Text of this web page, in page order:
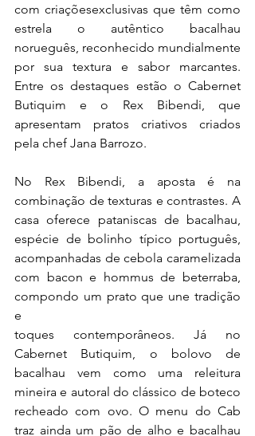
com criaçõesexclusivas que têm como
estrela o autêntico bacalhau
norueguês, reconhecido mundialmente
por sua textura e sabor marcantes.
Entre os destaques estão o Cabernet
Butiquim e o Rex Bibendi, que
apresentam pratos criativos criados
pela chef Jana Barrozo.
No Rex Bibendi, a aposta é na
combinação de texturas e contrastes. A
casa oferece pataniscas de bacalhau,
espécie de bolinho típico português,
acompanhadas de cebola caramelizada
com bacon e hommus de beterraba,
compondo um prato que une tradição
e
toques contemporâneos. Já no
Cabernet Butiquim, o bolovo de
bacalhau vem como uma releitura
mineira e autoral do clássico de boteco
recheado com ovo. O menu do Cab
traz ainda um pão de alho e bacalhau